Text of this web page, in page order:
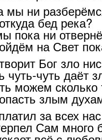
мы ни
бед река?
пока ни
на Свет
Бог зло
чуть даёт
можем сколько
злым
за всех
Сам много